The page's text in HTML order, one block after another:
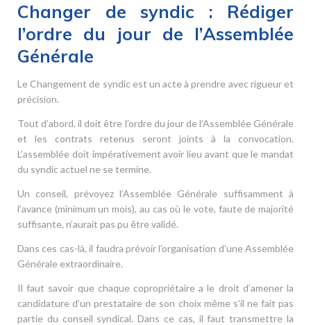
Changer de syndic : Rédiger
l’ordre du jour de l’Assemblée
Générale
Le Changement de syndic est un acte à prendre avec rigueur et
précision.
Tout d’abord, il doit être l’ordre du jour de l’Assemblée Générale
et les contrats retenus seront joints à la convocation.
L’assemblée doit impérativement avoir lieu avant que le mandat
du syndic actuel ne se termine.
Un conseil, prévoyez l’Assemblée Générale suffisamment à
l’avance (minimum un mois), au cas où le vote, faute de majorité
suffisante, n’aurait pas pu être validé.
Dans ces cas-là, il faudra prévoir l’organisation d’une Assemblée
Générale extraordinaire.
Il faut savoir que chaque copropriétaire a le droit d’amener la
candidature d’un prestataire de son choix même s’il ne fait pas
partie du conseil syndical. Dans ce cas, il faut transmettre la